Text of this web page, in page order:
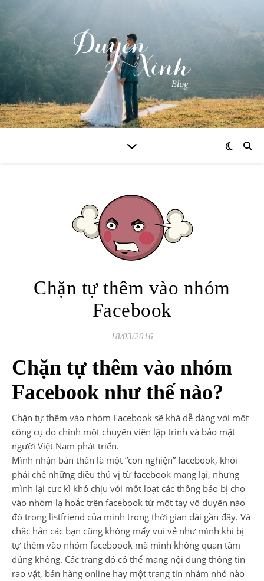
Chặn tự thêm vào nhóm
Facebook
18/03/2016
Chặn tự thêm vào nhóm
Facebook như thế nào?
Chặn tự thêm vào nhóm Facebook sẽ khá dễ dàng với một
công cụ do chính một chuyên viên lập trình và bảo mật
người Việt Nam phát triển.
Mình nhận bản thân là một “con nghiện” facebook, khỏi
phải chê những điều thú vị từ facebook mang lại, nhưng
mình lại cực kì khó chịu với một loạt các thông báo bị cho
vào nhóm lạ hoắc trên facebook từ một tay vô duyên nào
đó trong listfriend của mình trong thời gian dài gần đây. Và
chắc hẳn các bạn cũng không mấy vui vẻ như mình khi bị
tự thêm vào nhóm faceboook mà mình không quan tâm
đúng không. Các trang đó có thể mang nội dung thông tin
rao vặt, bán hàng online hay một trang tin nhảm nhó nào